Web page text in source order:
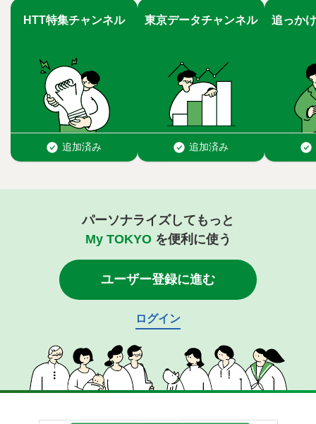
パーソナライズしてもっと
My TOKYOを便利に使う
ユーザー登録に進む
ログイン